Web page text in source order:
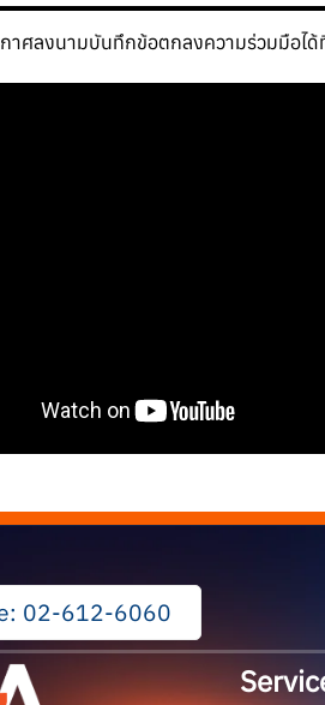
าศลงนามบันทึกข้อตกลงความร่วมมือได้
02-612-6060